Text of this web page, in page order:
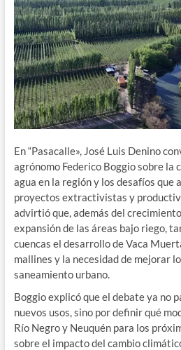
En “Pasacalle», José Luis Denino
agrónomo Federico Boggio sobre la
agua en la región y los desafíos que
proyectos extractivistas y
advirtió que, además del
expansión de las áreas bajo riego,
cuencas el desarrollo de Vaca
mallines y la necesidad de mejorar
saneamiento urbano.
Boggio explicó que el debate ya no
nuevos usos, sino por definir qué
Río Negro y Neuquén para los
sobre el impacto del cambio